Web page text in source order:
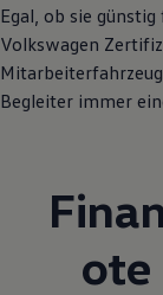
Egal, ob sie
Volkswagen
Begleiter immer
ote